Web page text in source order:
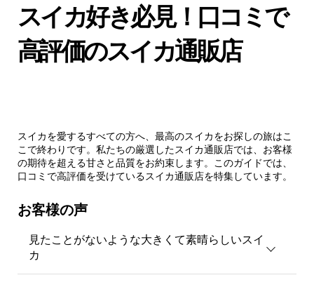
スイカ好き必見！口コミで
高評価のスイカ通販店
スイカを愛するすべての方へ、最高のスイカをお探しの旅はこ
こで終わりです。私たちの厳選したスイカ通販店では、お客様
の期待を超える甘さと品質をお約束します。このガイドでは、
口コミで高評価を受けているスイカ通販店を特集しています。
お客様の声
見たことがないような大きくて素晴らしいスイ
カ